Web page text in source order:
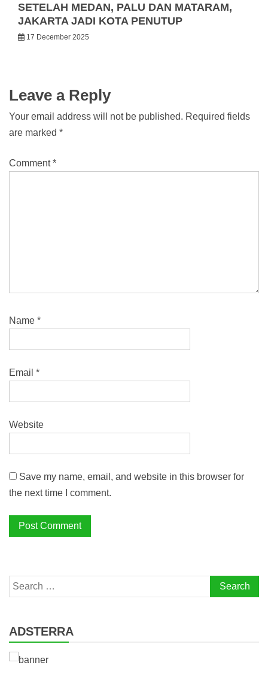
SETELAH MEDAN, PALU DAN MATARAM,
JAKARTA JADI KOTA PENUTUP
17 December 2025
Leave a Reply
Your email address will not be published. Required fields
are marked *
Comment*
Name *
Email *
Website
Save my name, email, and website in this browser for
the next time I comment.
Search
for:
ADSTERRA